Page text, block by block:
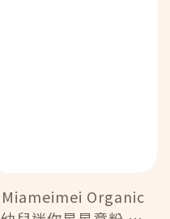
Miameimei Organic